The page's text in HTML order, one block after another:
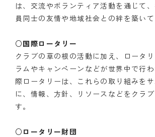
は、交流やボランティア活動を通じて
員同士の友情や地域社会との絆を築いて
○国際ロータリー
クラブの草の根の活動に加え、ロータ
ラムやキャンペーンなどが世界中で行
際ロータリーは、これらの取り組みを
に、情報、方針、リソースなどをクラ
す。
○ロータリー財団